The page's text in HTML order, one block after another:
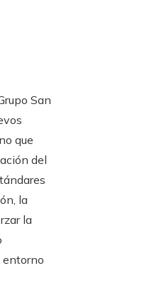
San
que
del
la
la
entorno